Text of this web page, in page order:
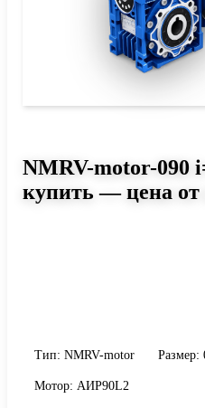
NMRV-motor-090
купить — цена от
Тип: NMRV-motor Размер:
Мотор: АИР90L2